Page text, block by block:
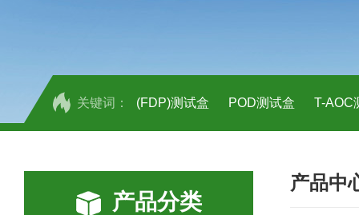
关键词： (FDP)测试盒 POD测试盒 T-AOC
人全式钴氨素2(HTSB2)elisa试剂盒现
产品分类
产品中